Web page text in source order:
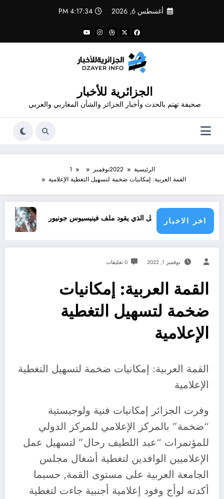
أغسطس 6, 2026 4:17:35 PM
الجزائرية للأخبار
صحيفة تهتم بالحدث وأخبار الجزائر والشأن المغاربي والعربي
الرئيسية 2022نوفمبر
1
القمة العربية: إمكانيات ضخمة لتسهيل التغطية الإعلامية
اخر الاخبار
الرجل الذي يقود ملف فينيسيوس جونيور قانون المؤثرات العقلية في الجزائر
نوفمبر 1, 2022 0 تعليقات
القمة العربية: إمكانيات
ضخمة لتسهيل التغطية
الإعلامية
القمة العربية: إمكانيات ضخمة لتسهيل التغطية
الإعلامية
وفرت الجزائر إمكانيات فنية ولوجيستية
“ضخمة” بالمركز الإعلامي للمركز الدولي
للمؤتمرات “عبد اللطيف رحال” لتسهيل عمل
الإعلاميين الوافدين لتغطية أشغال مجلس
الجامعة العربية على مستوى القمة, حسبما
أكدته لوأج وفود إعلامية أجنبية جاءت لتغطية